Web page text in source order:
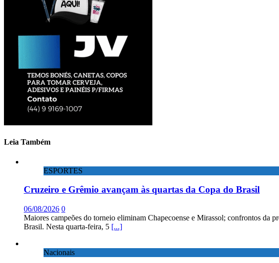
Leia Também
ESPORTES
Cruzeiro e Grêmio avançam às quartas da Copa do Brasil
06/08/2026 0
Maiores campeões do torneio eliminam Chapecoense e Mirassol; confrontos da
Brasil. Nesta quarta-feira, 5 [...]
Nacionais